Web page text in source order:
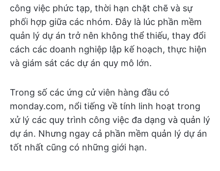
công việc phức tạp, thời hạn chặt chẽ và sự
phối hợp giữa các nhóm. Đây là lúc phần mềm
quản lý dự án trở nên không thể thiếu, thay đổi
cách các doanh nghiệp lập kế hoạch, thực hiện
và giám sát các dự án quy mô lớn.
Trong số các ứng cử viên hàng đầu có
monday.com, nổi tiếng về tính linh hoạt trong
xử lý các quy trình công việc đa dạng và quản lý
dự án. Nhưng ngay cả phần mềm quản lý dự án
tốt nhất cũng có những giới hạn.